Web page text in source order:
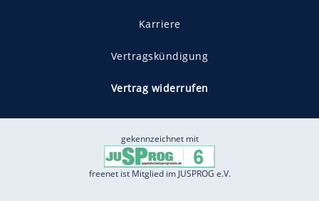
Karriere
Vertragskündigung
Vertrag widerrufen
gekennzeichnet mit
freenet ist Mitglied im JUSPROG e.V.